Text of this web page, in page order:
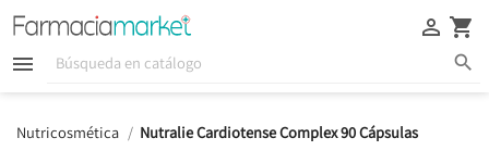
  
 
Nutricosmética Nutralie Cardiotense Complex 90 Cápsulas